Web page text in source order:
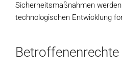
Sicherheitsmaßnahmen
technologischen Entwicklung
Betroffenenrechte